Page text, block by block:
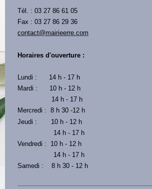
Tél. : 03 27 86 61 05
Fax : 03 27 86 29 36
contact@mairieerre.com
Horaires d'ouverture :
Lundi : 14 h - 17 h
Mardi : 10 h - 12 h
14 h - 17 h
Mercredi : 8 h 30 -12 h
Jeudi : 10 h - 12 h
14 h - 17 h
Vendredi : 10 h - 12 h
14 h - 17 h
Samedi : 8 h 30 - 12 h